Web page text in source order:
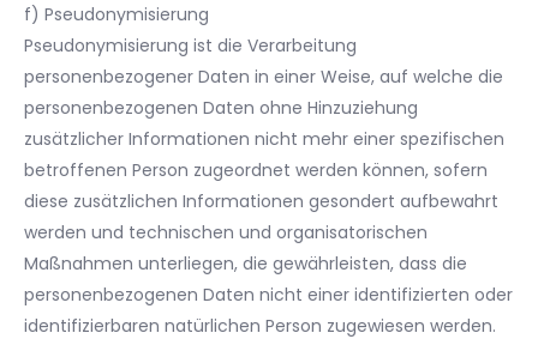
f) Pseudonymisierung
Pseudonymisierung ist die Verarbeitung
personenbezogener Daten in einer Weise, auf welche die
personenbezogenen Daten ohne Hinzuziehung
zusätzlicher Informationen nicht mehr einer spezifischen
betroffenen Person zugeordnet werden können, sofern
diese zusätzlichen Informationen gesondert aufbewahrt
werden und technischen und organisatorischen
Maßnahmen unterliegen, die gewährleisten, dass die
personenbezogenen Daten nicht einer identifizierten oder
identifizierbaren natürlichen Person zugewiesen werden.